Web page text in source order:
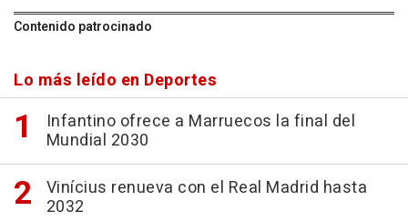
Contenido patrocinado
Lo más leído en Deportes
Infantino ofrece a Marruecos la final del
Mundial 2030
Vinícius renueva con el Real Madrid hasta
2032